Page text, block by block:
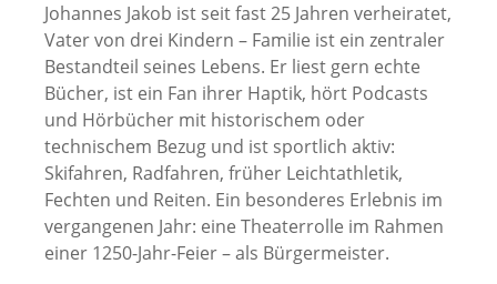
Johannes Jakob ist seit fast 25 Jahren verheiratet,
Vater von drei Kindern – Familie ist ein zentraler
Bestandteil seines Lebens. Er liest gern echte
Bücher, ist ein Fan ihrer Haptik, hört Podcasts
und Hörbücher mit historischem oder
technischem Bezug und ist sportlich aktiv:
Skifahren, Radfahren, früher Leichtathletik,
Fechten und Reiten. Ein besonderes Erlebnis im
vergangenen Jahr: eine Theaterrolle im Rahmen
einer 1250-Jahr-Feier – als Bürgermeister.